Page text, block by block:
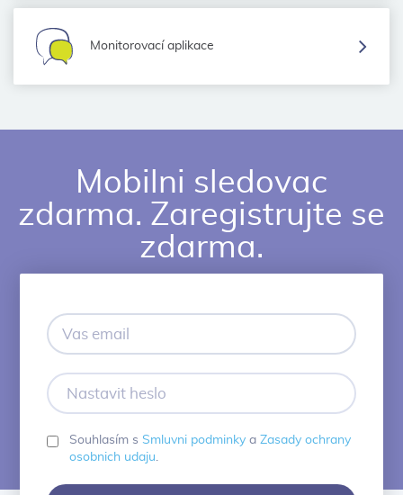
Monitorovací aplikace
Mobilni sledovac
zdarma. Zaregistrujte se
zdarma.
Souhlasím s Smluvni podminkya Zasady ochrany
osobnich udaju.